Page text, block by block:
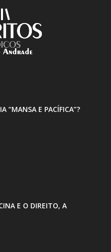
“MANSA E PACÍFICA”?
E O DIREITO, A